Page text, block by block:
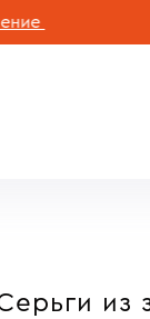
из